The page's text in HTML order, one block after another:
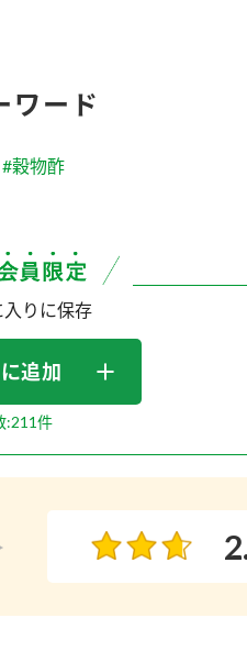
ワード
#穀物酢
りに保存
追加
:211件